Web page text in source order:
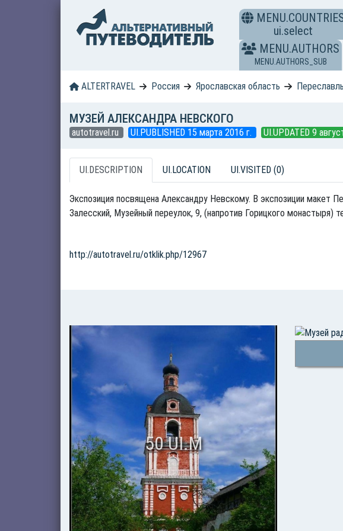
ui.select
MENU.AUTHORS
MENU.AUTHORS_SUB
ALTERTRAVEL Россия Ярославская область
МУЗЕЙ АЛЕКСАНДРА НЕВСКОГО
autotravel.ru UI.PUBLISHED 15 марта 2016 г. UI.UPDATED 9
UI.DESCRIPTION UI.LOCATION UI.VISITED (0)
Экспозиция посвящена Александру Невскому. В экспозиции макет
Залесский, Музейный переулок, 9, (напротив Горицкого
http://autotravel.ru/otklik.php/12967
50 UI.M